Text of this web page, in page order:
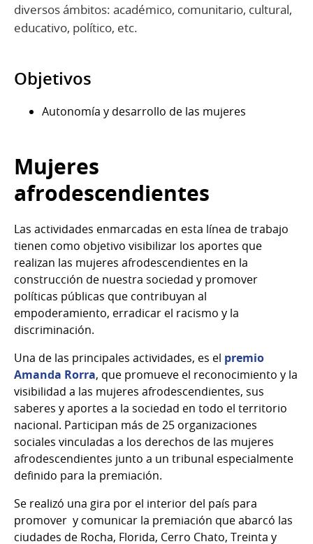
diversos ámbitos: académico, comunitario, cultural,
educativo, político, etc.
Objetivos
Autonomía y desarrollo de las mujeres
Mujeres
afrodescendientes
Las actividades enmarcadas en esta línea de trabajo
tienen como objetivo visibilizar los aportes que
realizan las mujeres afrodescendientes en la
construcción de nuestra sociedad y promover
políticas públicas que contribuyan al
empoderamiento, erradicar el racismo y la
discriminación.
Una de las principales actividades, es el premio
Amanda Rorra, que promueve el reconocimiento y la
visibilidad a las mujeres afrodescendientes, sus
saberes y aportes a la sociedad en todo el territorio
nacional. Participan más de 25 organizaciones
sociales vinculadas a los derechos de las mujeres
afrodescendientes junto a un tribunal especialmente
definido para la premiación.
Se realizó una gira por el interior del país para
promover y comunicar la premiación que abarcó las
ciudades de Rocha, Florida, Cerro Chato, Treinta y